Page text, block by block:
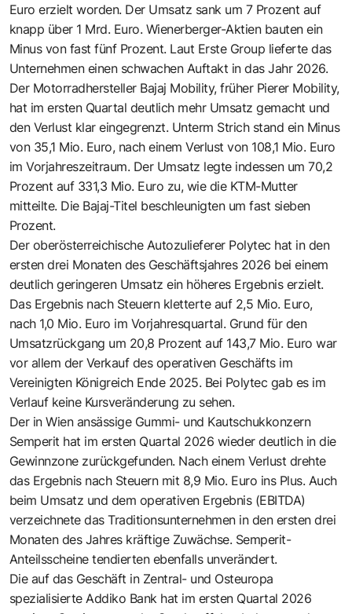
Euro erzielt worden. Der Umsatz sank um 7 Prozent auf
knapp über 1 Mrd. Euro. Wienerberger-Aktien bauten ein
Minus von fast fünf Prozent. Laut Erste Group lieferte das
Unternehmen einen schwachen Auftakt in das Jahr 2026.
Der Motorradhersteller Bajaj Mobility, früher Pierer Mobility,
hat im ersten Quartal deutlich mehr Umsatz gemacht und
den Verlust klar eingegrenzt. Unterm Strich stand ein Minus
von 35,1 Mio. Euro, nach einem Verlust von 108,1 Mio. Euro
im Vorjahreszeitraum. Der Umsatz legte indessen um 70,2
Prozent auf 331,3 Mio. Euro zu, wie die KTM-Mutter
mitteilte. Die Bajaj-Titel beschleunigten um fast sieben
Prozent.
Der oberösterreichische Autozulieferer Polytec hat in den
ersten drei Monaten des Geschäftsjahres 2026 bei einem
deutlich geringeren Umsatz ein höheres Ergebnis erzielt.
Das Ergebnis nach Steuern kletterte auf 2,5 Mio. Euro,
nach 1,0 Mio. Euro im Vorjahresquartal. Grund für den
Umsatzrückgang um 20,8 Prozent auf 143,7 Mio. Euro war
vor allem der Verkauf des operativen Geschäfts im
Vereinigten Königreich Ende 2025. Bei Polytec gab es im
Verlauf keine Kursveränderung zu sehen.
Der in Wien ansässige Gummi- und Kautschukkonzern
Semperit hat im ersten Quartal 2026 wieder deutlich in die
Gewinnzone zurückgefunden. Nach einem Verlust drehte
das Ergebnis nach Steuern mit 8,9 Mio. Euro ins Plus. Auch
beim Umsatz und dem operativen Ergebnis (EBITDA)
verzeichnete das Traditionsunternehmen in den ersten drei
Monaten des Jahres kräftige Zuwächse. Semperit-
Anteilsscheine tendierten ebenfalls unverändert.
Die auf das Geschäft in Zentral- und Osteuropa
spezialisierte Addiko Bank hat im ersten Quartal 2026